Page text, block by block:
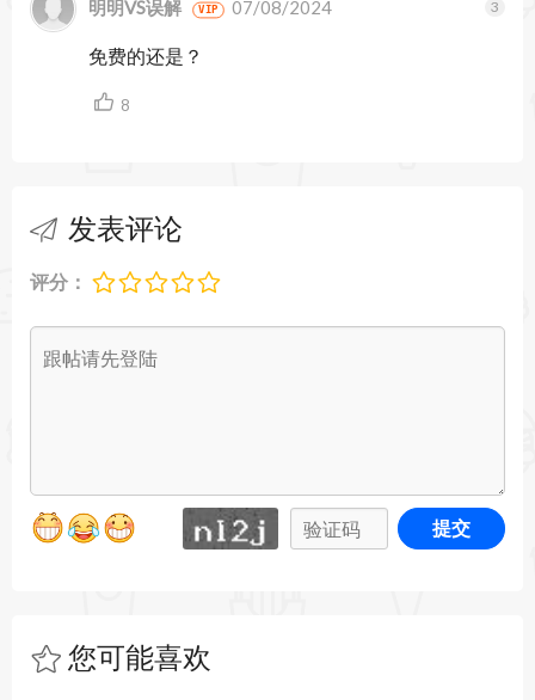
明明VS误解 VIP 07/08/2024
免费的还是？
8
发表评论
评分：
提交
您可能喜欢